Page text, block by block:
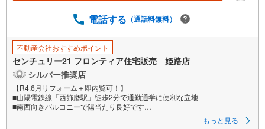
電話する （通話料無料）
不動産会社おすすめポイント
センチュリー21 フロンティア住宅販売 姫路店
シルバー推奨店
【R4.6月リフォーム＋即内覧可！】
■山陽電鉄線「西飾磨駅」徒歩2分で通勤通学に便利な立地
■南西向きバルコニーで陽当たり良好です
もっと見る